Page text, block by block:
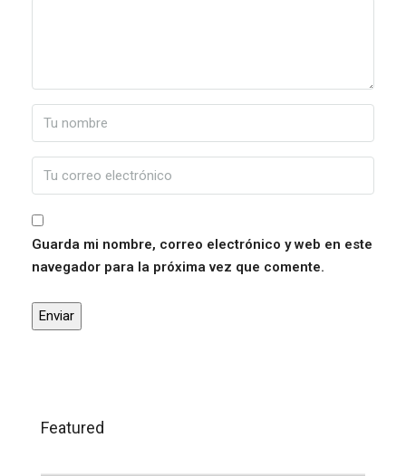
Guarda mi nombre, correo electrónico y web en este
navegador para la próxima vez que comente.
Featured